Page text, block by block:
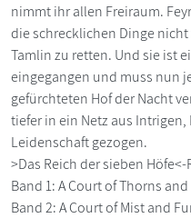
nimmt ihr allen Freiraum.
die schrecklichen Dinge
Tamlin zu retten. Und sie ist
eingegangen und muss nun
gefürchteten Hof der Nacht
tiefer in ein Netz aus
Leidenschaft gezogen.
>Das Reich der sieben Höfe<-
Band 1: A Court of Thorns and
Band 2: A Court of Mist and